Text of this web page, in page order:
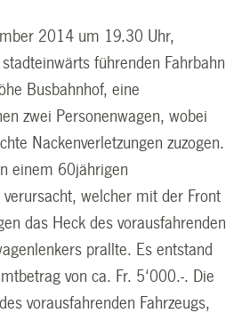
2014 um 19.30 Uhr,
führenden Fahrbahn
Busbahnhof, eine
zwei Personenwagen, wobei
Nackenverletzungen zuzogen.
einem 60jährigen
verursacht, welcher mit der Front
das Heck des vorausfahrenden
prallte. Es entstand
von ca. Fr. 5‘000.-. Die
vorausfahrenden Fahrzeugs,